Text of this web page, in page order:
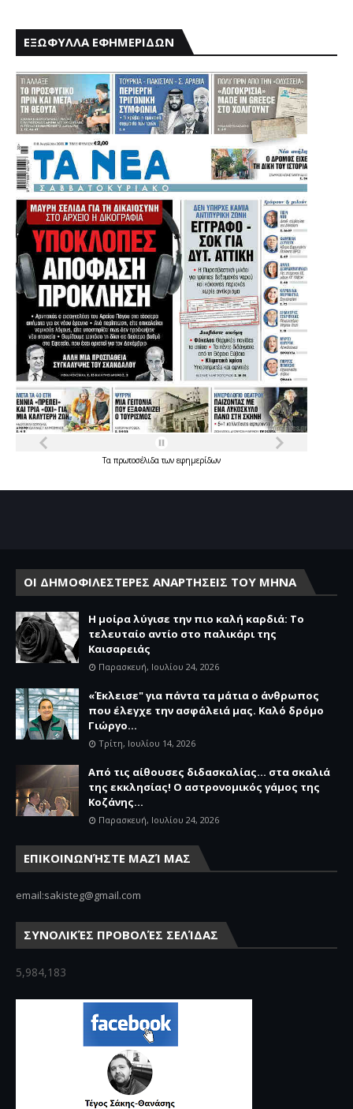
ΕΞΩΦΥΛΛΑ ΕΦΗΜΕΡΙΔΩΝ
Τα πρωτοσέλιδατων εφημερίδων
ΟΙ ΔΗΜΟΦΙΛΕΣΤΕΡΕΣ ΑΝΑΡΤΗΣΕΙΣ ΤΟΥ ΜΗΝΑ
Η μοίρα λύγισε την πιο καλή καρδιά: Το
τελευταίο αντίο στο παλικάρι της
Καισαρειάς
Παρασκευή, Ιουλίου 24, 2026
«Έκλεισε" για πάντα τα μάτια ο άνθρωπος
που έλεγχε την ασφάλειά μας. Καλό δρόμο
Γιώργο...
Τρίτη, Ιουλίου 14, 2026
Από τις αίθουσες διδασκαλίας… στα σκαλιά
της εκκλησίας! Ο αστρονομικός γάμος της
Κοζάνης...
Παρασκευή, Ιουλίου 24, 2026
ΕΠΙΚΟΙΝΩΝΉΣΤΕ ΜΑΖΊ ΜΑΣ
email:sakisteg@gmail.com
ΣΥΝΟΛΙΚΈΣ ΠΡΟΒΟΛΈΣ ΣΕΛΊΔΑΣ
5,984,183